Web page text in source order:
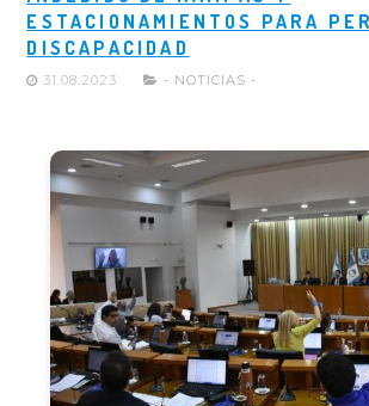
ESTACIONAMIENTOS PARA
DISCAPACIDAD
31.08.2023 - NOTICIAS -